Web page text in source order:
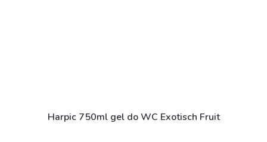
Harpic 750ml gel do WC Exotisch Fruit